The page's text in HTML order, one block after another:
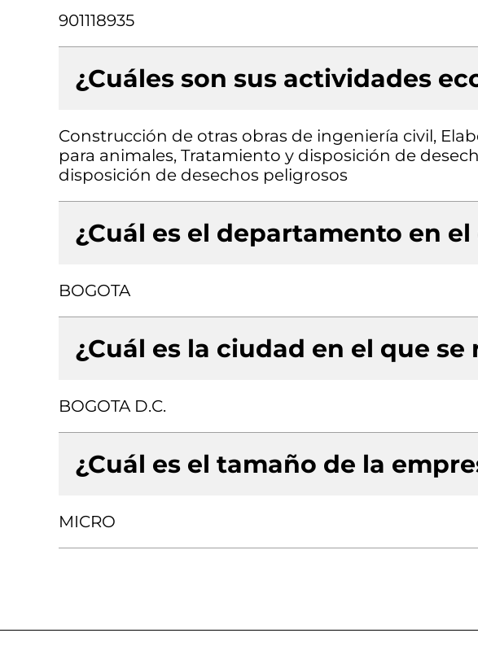
901118935
¿Cuáles son sus actividades
Construcción de otras obras de ingeniería civil,
para animales, Tratamiento y disposición de
disposición de desechos peligrosos
¿Cuál es el departamento en
BOGOTA
¿Cuál es la ciudad en el que se
BOGOTA D.C.
¿Cuál es el tamaño de la
MICRO